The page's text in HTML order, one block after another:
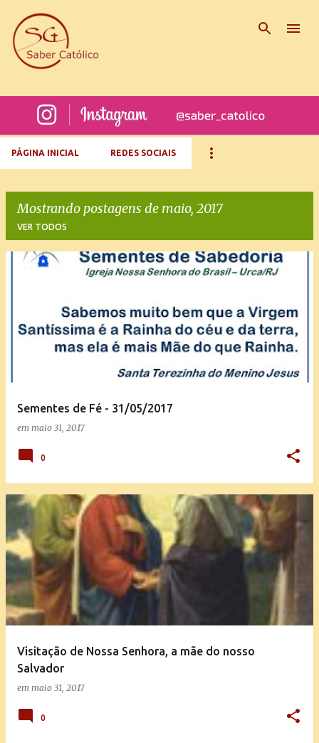
PÁGINA INICIAL REDES SOCIAIS
Mostrando postagens de maio, 2017
VER TODOS
Sementes de Fé - 31/05/2017
em maio 31, 2017
0
Visitação de Nossa Senhora, a mãe do nosso
Salvador
em maio 31, 2017
0